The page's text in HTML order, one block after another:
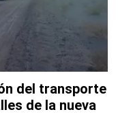
del transporte
de la nueva